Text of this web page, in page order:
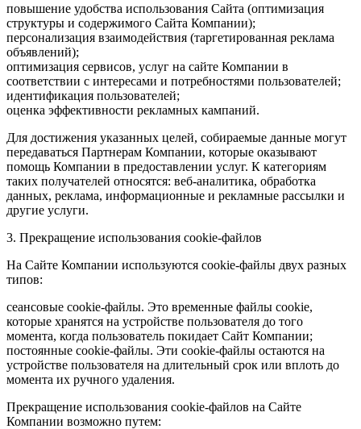
повышение удобства использования Сайта (оптимизация
структуры и содержимого Сайта Компании);
персонализация взаимодействия (таргетированная реклама
объявлений);
оптимизация сервисов, услуг на сайте Компании в
соответствии с интересами и потребностями пользователей;
идентификация пользователей;
оценка эффективности рекламных кампаний.
Для достижения указанных целей, собираемые данные могут
передаваться Партнерам Компании, которые оказывают
помощь Компании в предоставлении услуг. К категориям
таких получателей относятся: веб-аналитика, обработка
данных, реклама, информационные и рекламные рассылки и
другие услуги.
3. Прекращение использования cookie-файлов
На Сайте Компании используются cookie-файлы двух разных
типов:
сеансовые cookie-файлы. Это временные файлы cookie,
которые хранятся на устройстве пользователя до того
момента, когда пользователь покидает Сайт Компании;
постоянные cookie-файлы. Эти cookie-файлы остаются на
устройстве пользователя на длительный срок или вплоть до
момента их ручного удаления.
Прекращение использования cookie-файлов на Сайте
Компании возможно путем: